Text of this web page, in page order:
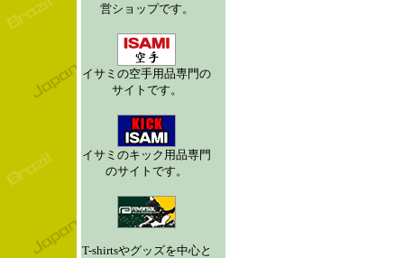
営ショップです。
イサミの空手用品専門の
サイトです。
イサミのキック用品専門
のサイトです。
T-shirtsやグッズを中心と